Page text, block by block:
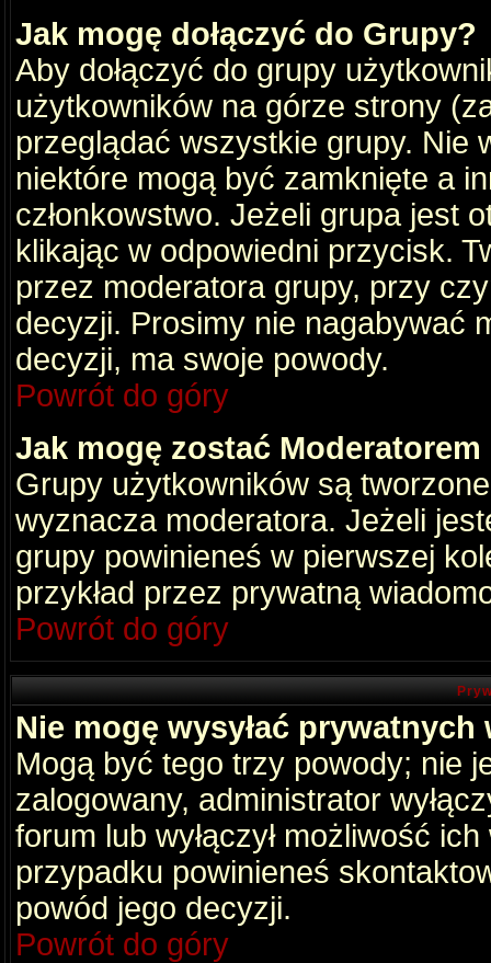
Jak mogę dołączyć do Grupy?
Aby dołączyć do grupy
użytkowników na górze strony
przeglądać wszystkie grupy. Nie
niektóre mogą być zamknięte a
członkowstwo. Jeżeli grupa jest
klikając w odpowiedni przycisk.
przez moderatora grupy, przy
decyzji. Prosimy nie nagabywać
decyzji, ma swoje powody.
Powrót do góry
Jak mogę zostać
Grupy użytkowników są
wyznacza moderatora. Jeżeli
grupy powinieneś w pierwszej
przykład przez prywatną
Powrót do góry
Nie mogę wysyłać
Mogą być tego trzy powody; nie
zalogowany, administrator
forum lub wyłączył możliwość
przypadku powinieneś
powód jego decyzji.
Powrót do góry